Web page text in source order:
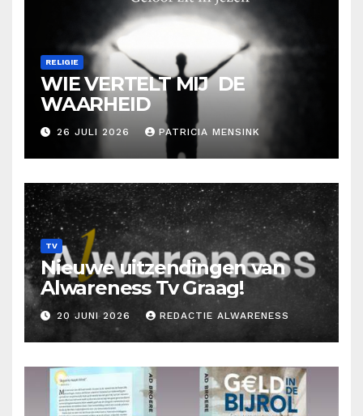
RELIGIE
WIE VERTELT MIJ DE
WAARHEID
26 JULI 2026 PATRICIA MENSINK
TV
Nieuwe uitzendingen van
Alwareness Tv Graag!
20 JUNI 2026 REDACTIE ALWARENESS